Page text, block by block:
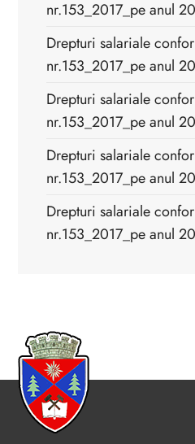
nr.153_2017_pe anul
Drepturi salariale
nr.153_2017_pe anul
Drepturi salariale
nr.153_2017_pe anul
Drepturi salariale
nr.153_2017_pe anul
Drepturi salariale
nr.153_2017_pe anul